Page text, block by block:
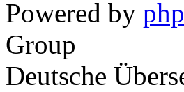
Powered by
Group
Deutsche